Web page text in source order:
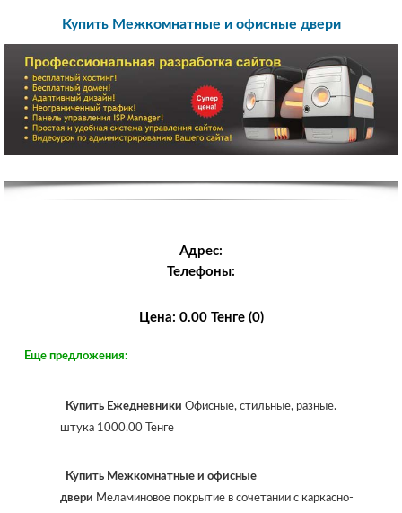
Купить Межкомнатные и офисные двери
Адрес:
Телефоны:
Цена: 0.00 Тенге (0)
Еще предложения:
Купить Ежедневники Офисные, стильные, разные.
штука 1000.00 Тенге
Купить Межкомнатные и офисные
двери Меламиновое покрытие в сочетании с каркасно-